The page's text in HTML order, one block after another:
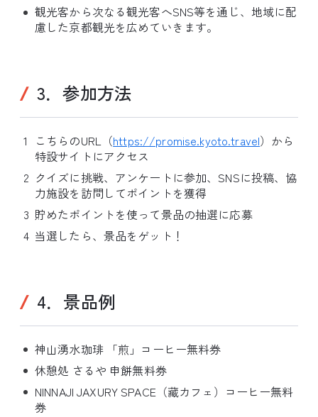
観光客から次なる観光客へSNS等を通じ、地域に配
慮した京都観光を広めていきます。
3．参加方法
こちらのURL（https://promise.kyoto.travel）から
特設サイトにアクセス
クイズに挑戦、アンケートに参加、SNSに投稿、協
力施設を訪問してポイントを獲得
貯めたポイントを使って景品の抽選に応募
当選したら、景品をゲット！
4．景品例
神山湧水珈琲 「煎」コーヒー無料券
休憩処 さるや 申餅無料券
NINNAJI JAXURY SPACE（藏カフェ）コーヒー無料
券